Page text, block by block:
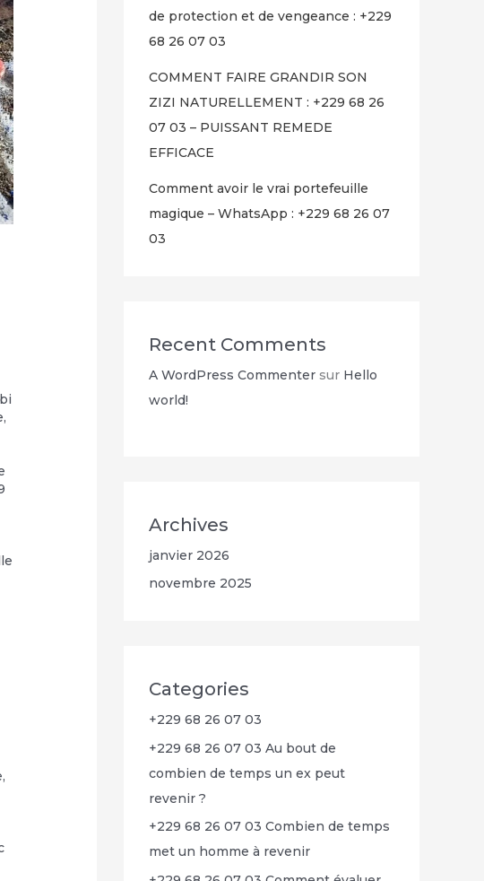
,
,
de protection et de vengeance : +229
68 26 07 03
COMMENT FAIRE GRANDIR SON
ZIZI NATURELLEMENT : +229 68 26
07 03 – PUISSANT REMEDE
EFFICACE
Comment avoir le vrai portefeuille
magique – WhatsApp : +229 68 26 07
03
Recent Comments
A WordPress Commenter sur Hello
world!
Archives
janvier 2026
novembre 2025
Categories
+229 68 26 07 03
+229 68 26 07 03 Au bout de
combien de temps un ex peut
revenir ?
+229 68 26 07 03 Combien de temps
met un homme à revenir